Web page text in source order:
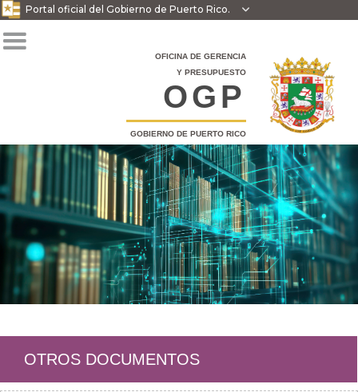
Portal oficial del Gobierno de Puerto Rico. 
OFICINA DE GERENCIA
Y PRESUPUESTO
OGP
GOBIERNO DE PUERTO RICO
OTROS DOCUMENTOS